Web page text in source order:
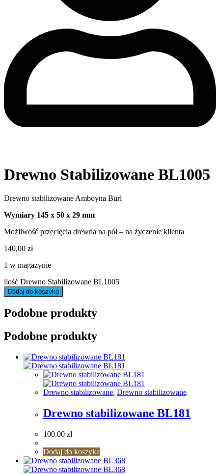
Drewno Stabilizowane BL1005
Drewno stabilizowane Amboyna Burl
Wymiary 145 x 50 x 29 mm
Możliwość przecięcia drewna na pół – na życzenie klienta
140,00 zł
1 w magazynie
ilość Drewno Stabilizowane BL1005
Dodaj do koszyka
Podobne produkty
Podobne produkty
Drewno stabilizowane, Drewno stabilizowane
Drewno stabilizowane BL181
100,00 zł
Dodaj do koszyka